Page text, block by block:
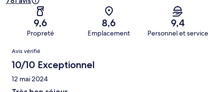
9,6
Propreté
8,6
Emplacement
9,4
Personnel et service
Avis
Avis vérifié
10/10 Exceptionnel
12 mai 2024